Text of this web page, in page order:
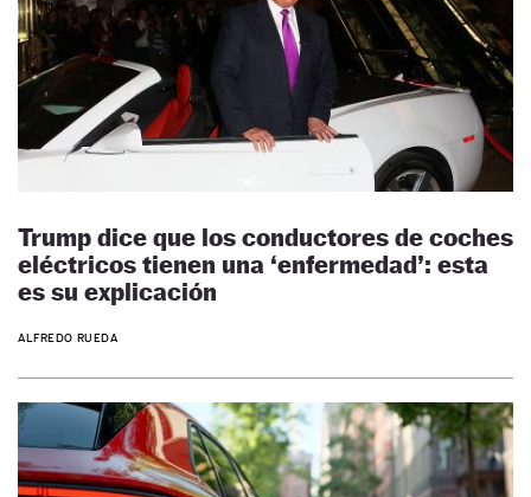
Trump dice que los conductores de coches
eléctricos tienen una ‘enfermedad’: esta
es su explicación
ALFREDO RUEDA